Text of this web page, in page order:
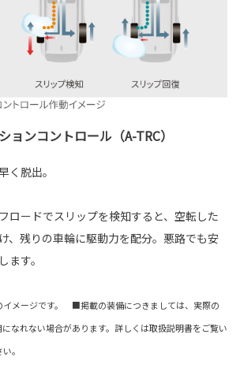
ョンコントロール（A-TRC）
く脱出。
ロードでスリップを検知すると、空転した
、残りの車輪に駆動力を配分。悪路でも安
ます。
メージです。 ■掲載の装備につきましては、実際の
なれない場合があります。詳しくは取扱説明書をご覧い
。